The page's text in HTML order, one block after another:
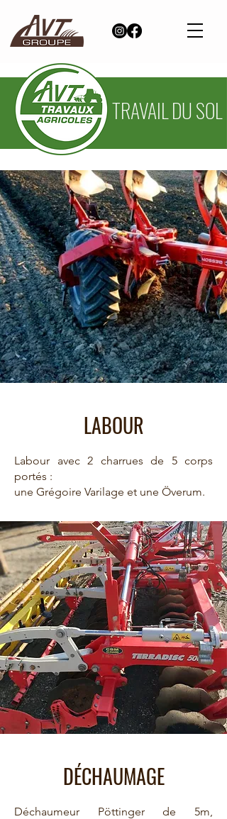
TRAVAIL DU SOL
LABOUR
Labour avec 2 charrues de 5 corps
portés :
une Grégoire Varilage et une Överum.
DÉCHAUMAGE
Déchaumeur Pöttinger de 5m,